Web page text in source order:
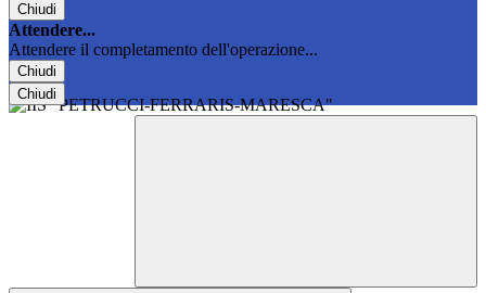
Chiudi
Attendere...
Attendere il completamento dell'operazione...
Chiudi
Chiudi